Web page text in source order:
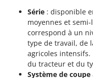
Zomax
Série : disponible
moyennes et
correspond à un
type de travail, de
agricoles
du tracteur et du
Système de